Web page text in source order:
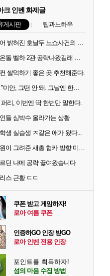
크 인벤 화제글
게시판 팁과노하우
드디어 밝혀진 호날두 노쇼사건의 진실 ㅁㅊㄷㄷㄷㄷ
바보온돌 벨하 2관 공략나왔길래 보는데
쌀먹하기 좋은 곳 추천해준다.
??? : "미안, 그땐 안 돼. 그날엔 한국에 가야 해."
퍼리, 이번엔 딱 한번만 말한다.
들 심박수 올라가는 상황
생 실습생 ㅈ같은 애가 왔다...
공대원이 그려준 새총 협카 방향 미리 아는법
딘 나메 공략 끓여왔습니다
스 근황 ㄷㄷ
쿠폰 받고 게임하자!
로아 여름 쿠폰
인증하GO 인장 받GO
로아 인벤 전용 인장
포인트를 획득하자!
섬의 마음 수집 방법